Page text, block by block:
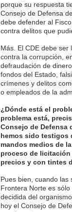
porque su respuesta
Consejo de Defensa
debe defender al
contra delitos que
Más. El CDE debe ser
contra la corrupción,
defraudación de
fondos del Estado,
crímenes y delitos
o empleados de la
¿Dónde está el
problema está,
Consejo de Defensa
hemos sido testigos
mandos medios de
proceso de
precios y con tintes
Pues bien, cuando las
Frontera Norte es
decidida del
hoy el Consejo de